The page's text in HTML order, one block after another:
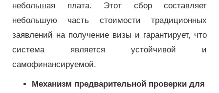
небольшая плата. Этот сбор составляет
небольшую часть стоимости традиционных
заявлений на получение визы и гарантирует, что
система является устойчивой и
самофинансируемой.
Механизм предварительной проверки для